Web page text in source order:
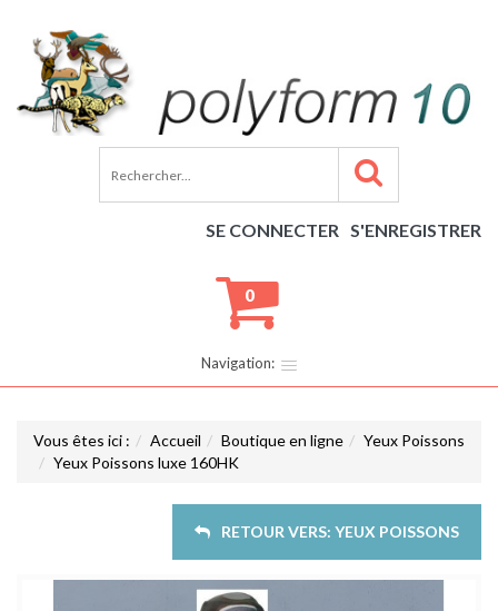
SE CONNECTER S'ENREGISTRER
0
Navigation:
Vous êtes ici : Accueil Boutique en ligne
Yeux Poissons
Yeux Poissons luxe 160HK
RETOUR VERS: YEUX POISSONS